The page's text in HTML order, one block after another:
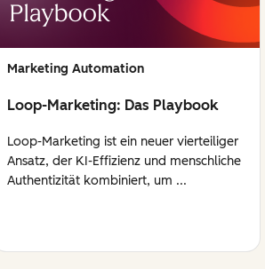
Marketing Automation
Loop-Marketing: Das Playbook
Loop-Marketing ist ein neuer vierteiliger
Ansatz, der KI-Effizienz und menschliche
Authentizität kombiniert, um ...